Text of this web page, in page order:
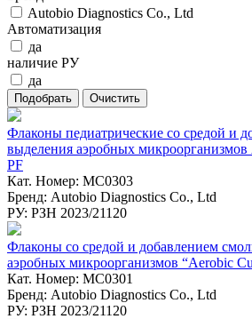
Autobio Diagnostics Co., Ltd
Автоматизация
да
наличие РУ
да
Флаконы педиатрические со средой и
выделения аэробных
PF
Кат. Номер: MC0303
Бренд: Autobio Diagnostics Co., Ltd
РУ: РЗН 2023/21120
Флаконы со средой и добавлением
аэробных микроорганизмов “Aerobic
Кат. Номер: MC0301
Бренд: Autobio Diagnostics Co., Ltd
РУ: РЗН 2023/21120